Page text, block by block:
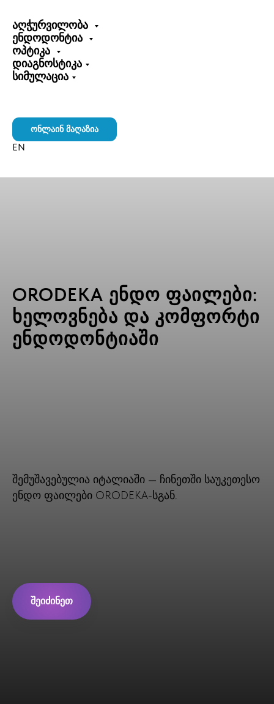
აღჭურვილობა
ენდოდონტია
ოპტიკა
დიაგნოსტიკა
სიმულაცია
ონლაინ მაღაზია
EN
ORODEKA ენდო ფაილები:
ხელოვნება და კომფორტი
ენდოდონტიაში
შემუშავებულია იტალიაში — ჩინეთში საუკეთესო
ენდო ფაილები ORODEKA-სგან.
შეიძინეთ